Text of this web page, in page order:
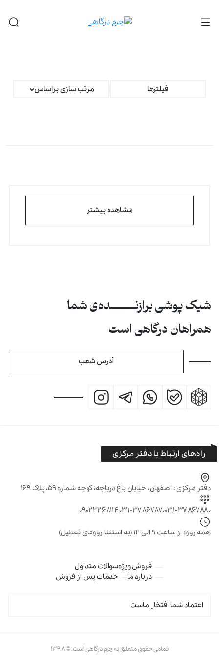
فیلترها مرتب سازی براساس
مشاهده بیشتر
شیک پوشی برازنــــــــــده‌ی شما
همراهان درگاهی است
آدرس شعب
راه‌های ارتباط با دفتر مرکزی
دفتر مرکزی : اصفهان، خیابان باغ دریاچه، کوچه شماره ۵۹، پلاک ۱۶۹
۰۳۱-۳۷۸۶۷۸۸۰۰۳۱-۳۷۸۶۷۸۷۰۰۹۰۲۲۲۶۸۱۱۴
همه روزه از ساعت ۹ الی ۱۴ (به استثنا روزهای تعطیل)
فروش ویژه
درباره ما
سوالات متداول
خدمات پس از فروش
اعتماد شما افتخار ماست
تمامی حقوق متعلق به چرم درگاهی است. © ۱۳۹۸